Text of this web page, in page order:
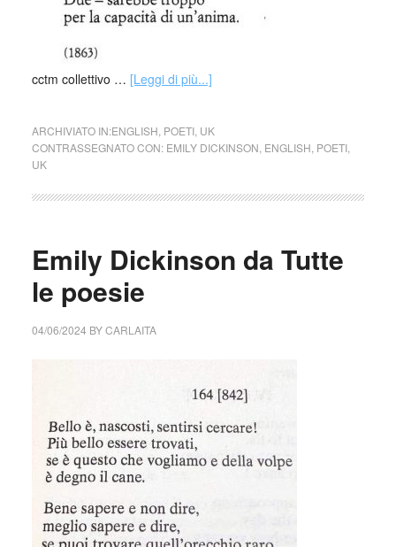
cctm collettivo … [Leggi di più...]
ARCHIVIATO IN:ENGLISH POETI, UK
CONTRASSEGNATO CON: EMILY DICKINSON ENGLISH POETI,
UK
Emily Dickinson da Tutte
le poesie
04/06/2024 BYCARLAITA